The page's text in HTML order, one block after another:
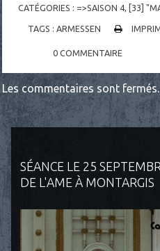
SÉANCE LE 25
DE L'AME À MONTARGIS
CATÉGORIES : =>SAISON 4, [33]
TAGS :ARMESSEN
0 COMMENTAIRE
Les commentaires sont fermés.